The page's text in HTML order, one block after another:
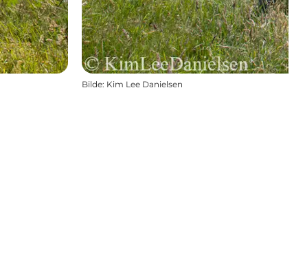
Bilde: Kim Lee Danielsen